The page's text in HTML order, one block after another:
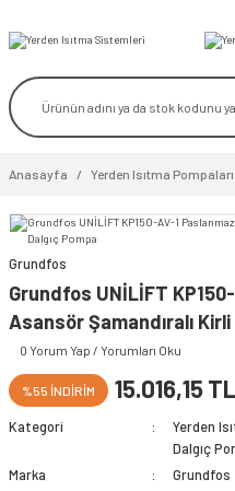
Anasayfa Yerden Isıtma
Grundfos
Grundfos UNİLİFT
Asansör Şamandıralı
0 Yorum Yap / Yorumları Oku
%55 İNDİRİM 15.016,15 TL
Kategori Yerden
Dalgıç
Marka
Grundfos